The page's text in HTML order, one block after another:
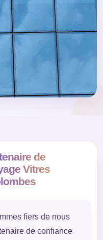
de
Vitres
fiers de nous
de confiance